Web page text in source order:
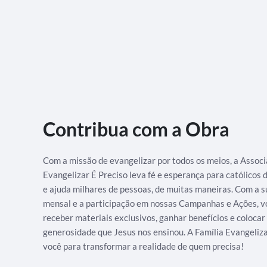
Contribua com a Obra
Com a missão de evangelizar por todos os meios, a
Evangelizar É Preciso leva fé e esperança para católicos
e ajuda milhares de pessoas, de muitas maneiras. Com a
mensal e a participação em nossas Campanhas e Ações,
receber materiais exclusivos, ganhar benefícios e
generosidade que Jesus nos ensinou. A Família
você para transformar a realidade de quem precisa!